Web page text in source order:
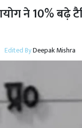
ने 10% बढ़े
Edited ByDeepak Mishra